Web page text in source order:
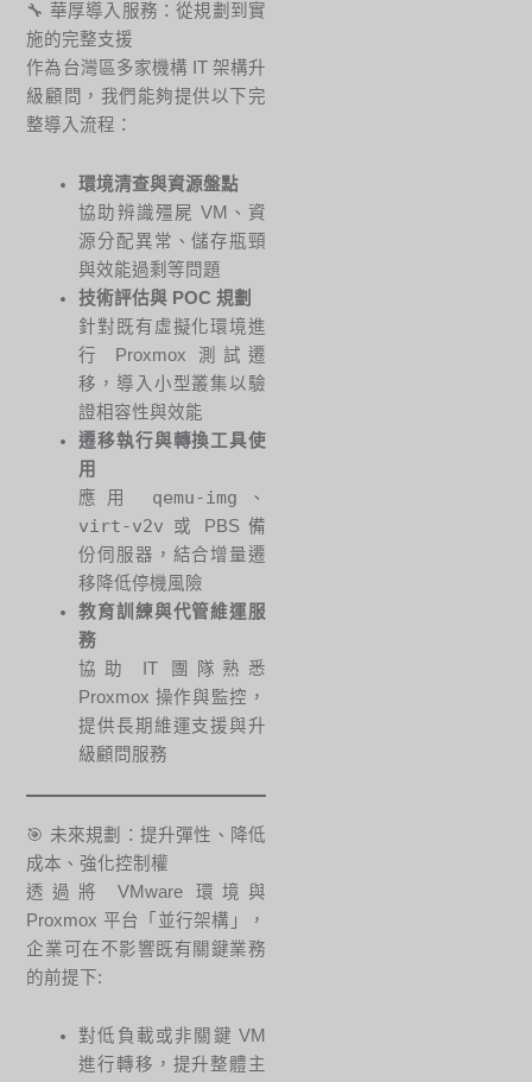
🔧 華厚導入服務：從規劃到實
施的完整支援
作為台灣區多家機構 IT 架構升
級顧問，我們能夠提供以下完
整導入流程：
環境清查與資源盤點
協助辨識殭屍 VM、資
源分配異常、儲存瓶頸
與效能過剩等問題
技術評估與 POC 規劃
針對既有虛擬化環境進
行 Proxmox 測試遷
移，導入小型叢集以驗
證相容性與效能
遷移執行與轉換工具使
用
應用 qemu-img 、
virt-v2v 或 PBS 備
份伺服器，結合增量遷
移降低停機風險
教育訓練與代管維運服
務
協助 IT 團隊熟悉
Proxmox 操作與監控，
提供長期維運支援與升
級顧問服務
🎯 未來規劃：提升彈性、降低
成本、強化控制權
透過將 VMware 環境與
Proxmox 平台「並行架構」，
企業可在不影響既有關鍵業務
的前提下:
對低負載或非關鍵 VM
進行轉移，提升整體主